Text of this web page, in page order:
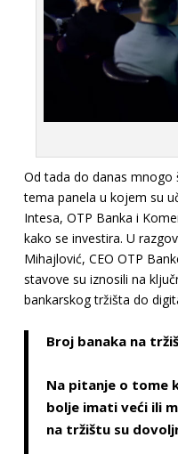
Od tada do danas mnogo
tema panela u kojem su
Intesa, OTP Banka i
kako se investira. U
Mihajlović, CEO OTP
stavove su iznosili na
bankarskog tržišta do
Broj banaka na
Na pitanje o tome
bolje imati veći ili
na tržištu su